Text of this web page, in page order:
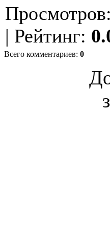
Просмотров:
| Рейтинг:
Всего комментариев: 0